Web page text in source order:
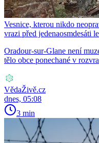
Vesnice, kterou nikdo
vrazi před jedenaosmdesáti
Oradour-sur-Glane není
tělo obce ponechané v
VědaŽivě.cz
dnes, 05:08
3 min